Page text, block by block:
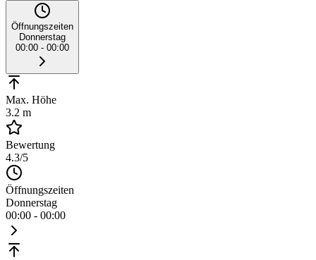
Öffnungszeiten
Donnerstag
00:00 - 00:00
Max. Höhe
3.2 m
Bewertung
4.3/5
Öffnungszeiten
Donnerstag
00:00 - 00:00